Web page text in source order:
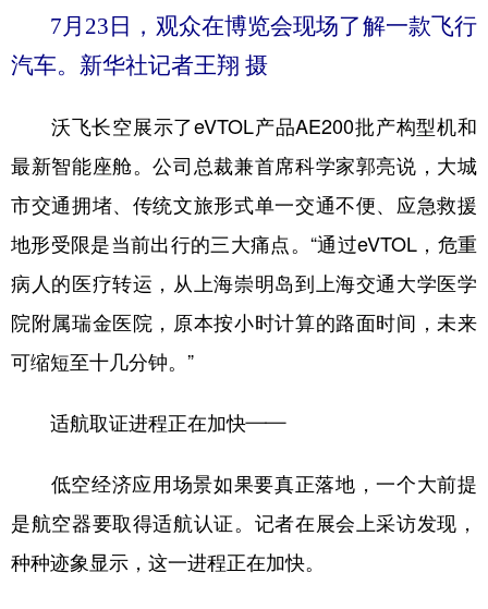
7月23日，观众在博览会现场了解一款飞行
汽车。新华社记者王翔 摄
沃飞长空展示了eVTOL产品AE200批产构型机和
最新智能座舱。公司总裁兼首席科学家郭亮说，大城
市交通拥堵、传统文旅形式单一交通不便、应急救援
地形受限是当前出行的三大痛点。“通过eVTOL，危重
病人的医疗转运，从上海崇明岛到上海交通大学医学
院附属瑞金医院，原本按小时计算的路面时间，未来
可缩短至十几分钟。”
适航取证进程正在加快——
低空经济应用场景如果要真正落地，一个大前提
是航空器要取得适航认证。记者在展会上采访发现，
种种迹象显示，这一进程正在加快。